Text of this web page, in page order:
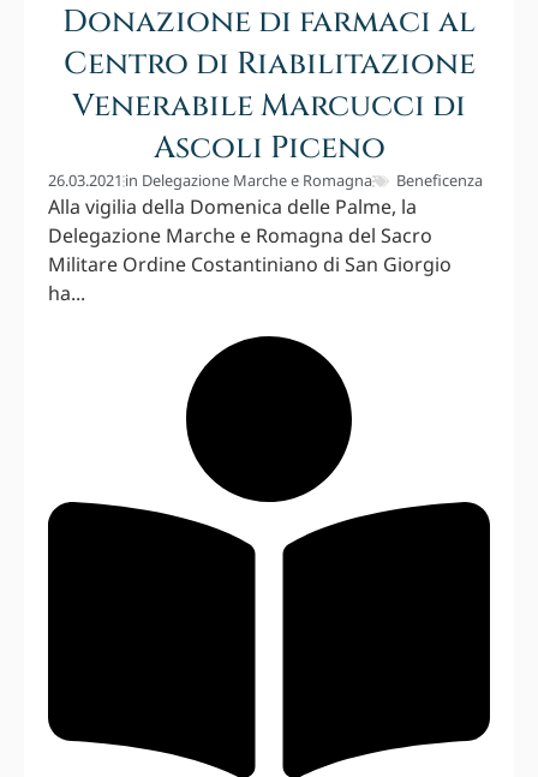
Donazione di farmaci al
Centro di Riabilitazione
Venerabile Marcucci di
Ascoli Piceno
26.03.2021 in Delegazione Marche e Romagna Beneficenza
Alla vigilia della Domenica delle Palme, la
Delegazione Marche e Romagna del Sacro
Militare Ordine Costantiniano di San Giorgio
ha...